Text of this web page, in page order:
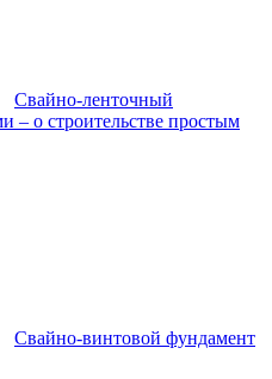
Свайно-ленточный
– о строительстве простым
Свайно-винтовой фундамент